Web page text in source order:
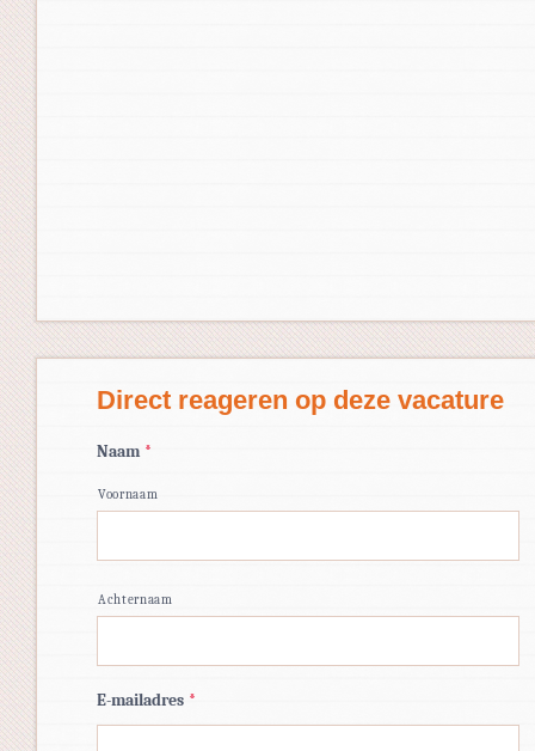
Direct reageren op deze vacature
Naam *
Voornaam
Achternaam
E-mailadres *